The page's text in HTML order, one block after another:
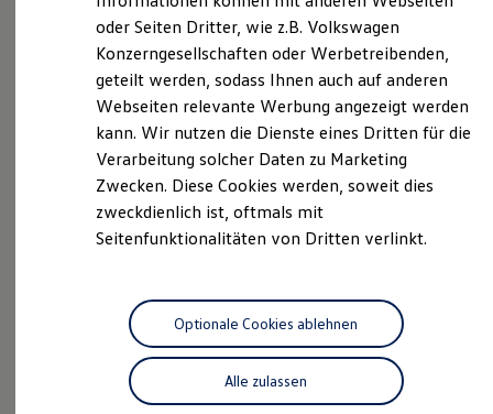
Driving Experience
Volkswagen entdecken
Werkbesichtigung
Factory visit
Lifestyle Shop
T-Roc Kollektion
Golf Kollektion
ID. Kollektion
Volkswagen Kollektion
R-Kollektion
GTI Kollektion
Besitzer und Service
myVolkswagen
Software Updates
Service und Ersatzteile
Inspektion und HU/AU
Urheberrecht
Die Inhalte der Internetseitewww.bhg-mobile.com
einschließlich der Bilder und Gestaltung unterliegen
dem Urheberrecht und sonstigen Gesetze zum
Schutze des geistigen Eigentums, soweit nicht
abweichend angegeben. Eine Verwendung von
Fotografien, Gestaltungen oder Seiteninhalten ohne
Lizenzierung durch den Urheber ist nicht gestattet.
Erlaubnisbefreiung nach § 34d Abs. 7 GewO
(produktakzessorisch), Aufsichtsbehörde: Industrie
und Handelskammer Nordschwarzwald, Dr.-
Brandenburg-Straße 6, 75173 Pforzheim,
www.ihk.de/nordschwarzwaldVersicherungsvermit
oder Seiten Dritter, wie z.B. Volkswagen
Konzerngesellschaften oder Werbetreibenden,
geteilt werden, sodass Ihnen auch auf anderen
Webseiten relevante Werbung angezeigt werden
kann. Wir nutzen die Dienste eines Dritten für die
Verarbeitung solcher Daten zu Marketing
Zwecken. Diese Cookies werden, soweit dies
zweckdienlich ist, oftmals mit
Seitenfunktionalitäten von Dritten verlinkt.
Alle zulassen
Optionale Cookies ablehnen